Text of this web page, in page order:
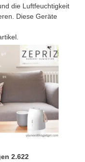
die Luftfeuchtigkeit
Diese Geräte
2.622